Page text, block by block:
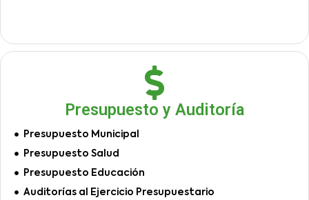
Presupuesto y Auditoría
Presupuesto Municipal
Presupuesto Salud
Presupuesto Educación
Auditorías al Ejercicio Presupuestario